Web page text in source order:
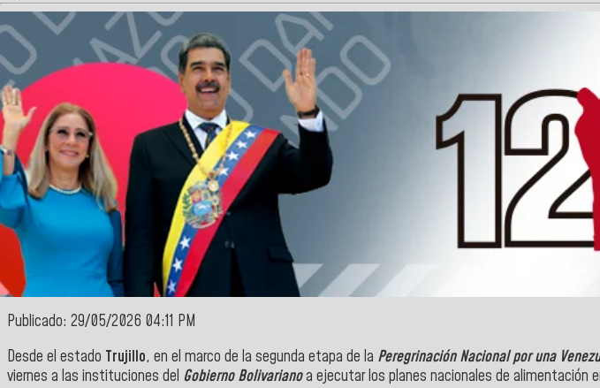
Publicado: 29/05/2026 04:11 PM
Desde el estado Trujillo, en el marco de la segunda etapa de la Peregrinación Nacional por una
viernes a las instituciones del Gobierno Bolivarianoa ejecutar los planes nacionales de alimentación